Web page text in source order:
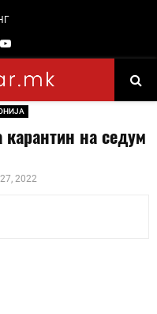
Youtube
на седум
2022